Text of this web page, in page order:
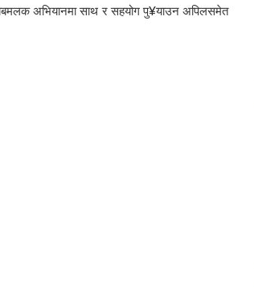
अभियानमा साथ र सहयोग पु¥याउन अपिलसमेत